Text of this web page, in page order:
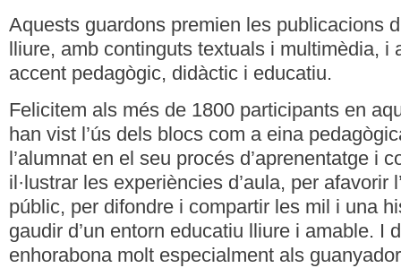
Aquests guardons premien les publicacions
lliure, amb continguts textuals i multimèdia, i
accent pedagògic, didàctic i educatiu.
Felicitem als més de 1800 participants en
han vist l’ús dels blocs com a eina
l’alumnat en el seu procés d’aprenentatge i
il·lustrar les experiències d’aula, per afavorir
públic, per difondre i compartir les mil i una
gaudir d’un entorn educatiu lliure i amable. I
enhorabona molt especialment als